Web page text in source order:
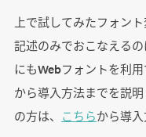
上で試してみたフォン
記述のみでおこなえる
にもWebフォントを利
から導入方法までを説
の方は、 こちらから導